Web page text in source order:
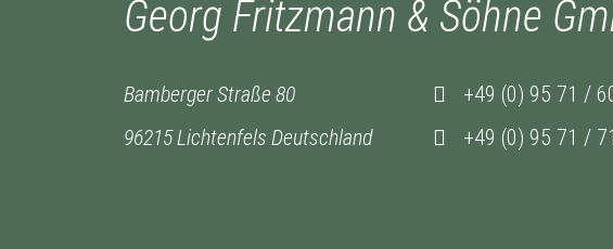
Georg Fritzmann & Söhne
Bamberger Straße 80
96215 Lichtenfels Deutschland
+49 (0) 95 71 /
+49 (0) 95 71 /